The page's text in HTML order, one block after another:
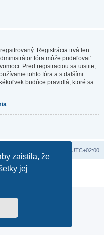
zaistila, že
jej
Registrácia trvá len
fóra môže prideľovať
Pred registraciou sa uistite,
tohto fóra a s dalšími
budúce pravidlá, ktoré sa
UTC+02:00
© phpBB Limited